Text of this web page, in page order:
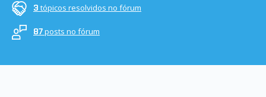
3 tópicos resolvidos no fórum
87posts no fórum